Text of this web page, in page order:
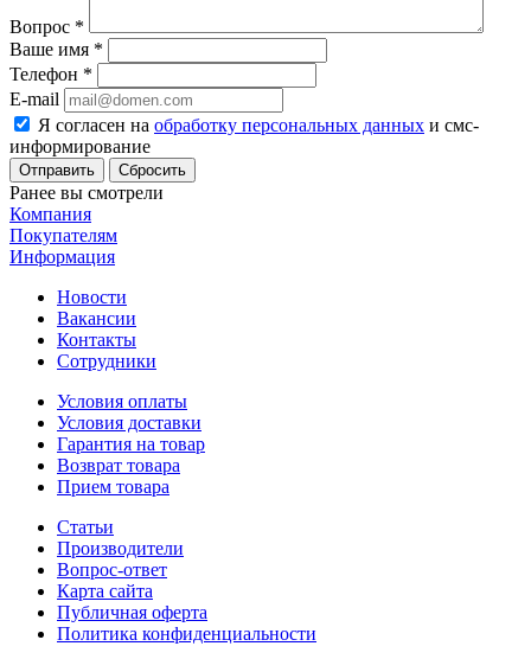
Вопрос *
Ваше имя *
Телефон *
E-mail
Я согласен на обработку персональных данных и смс-
информирование
Сбросить
Ранее вы смотрели
Компания
Покупателям
Информация
Новости
Вакансии
Контакты
Сотрудники
Условия оплаты
Условия доставки
Гарантия на товар
Возврат товара
Прием товара
Статьи
Производители
Вопрос-ответ
Карта сайта
Публичная оферта
Политика конфиденциальности